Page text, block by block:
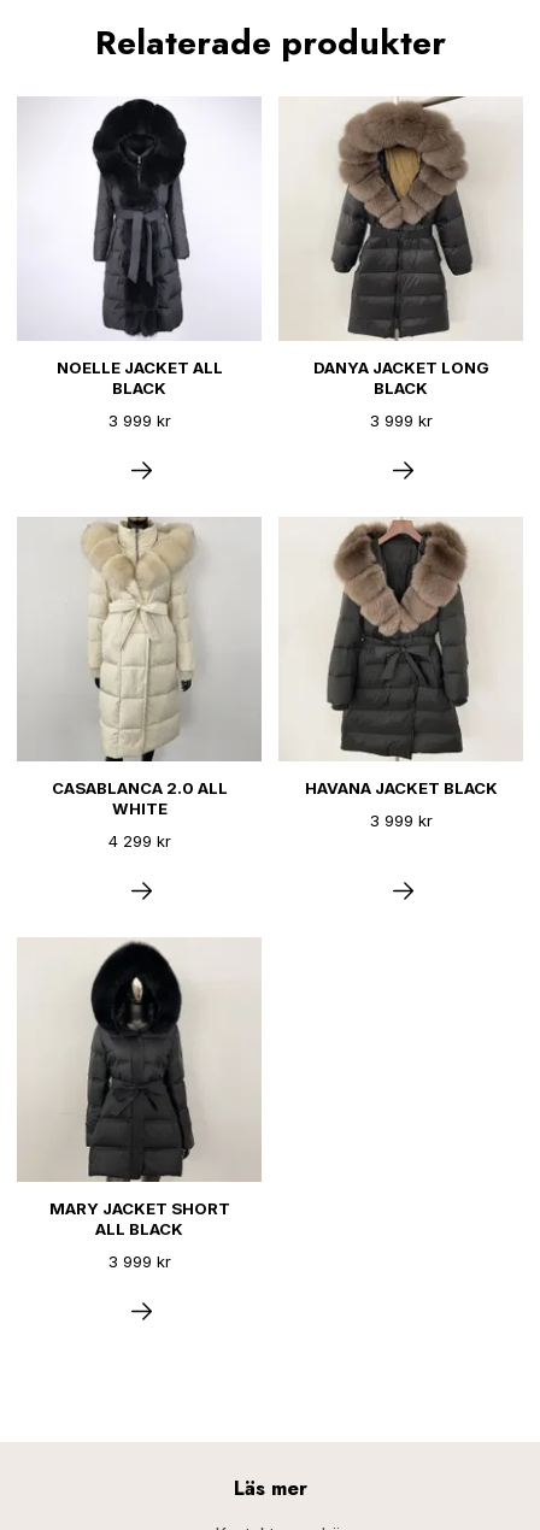
Relaterade produkter
NOELLE JACKET ALL
BLACK
3 999 kr
DANYA JACKET LONG
BLACK
3 999 kr
CASABLANCA 2.0 ALL
WHITE
4 299 kr
HAVANA JACKET BLACK
3 999 kr
MARY JACKET SHORT
ALL BLACK
3 999 kr
Läs mer